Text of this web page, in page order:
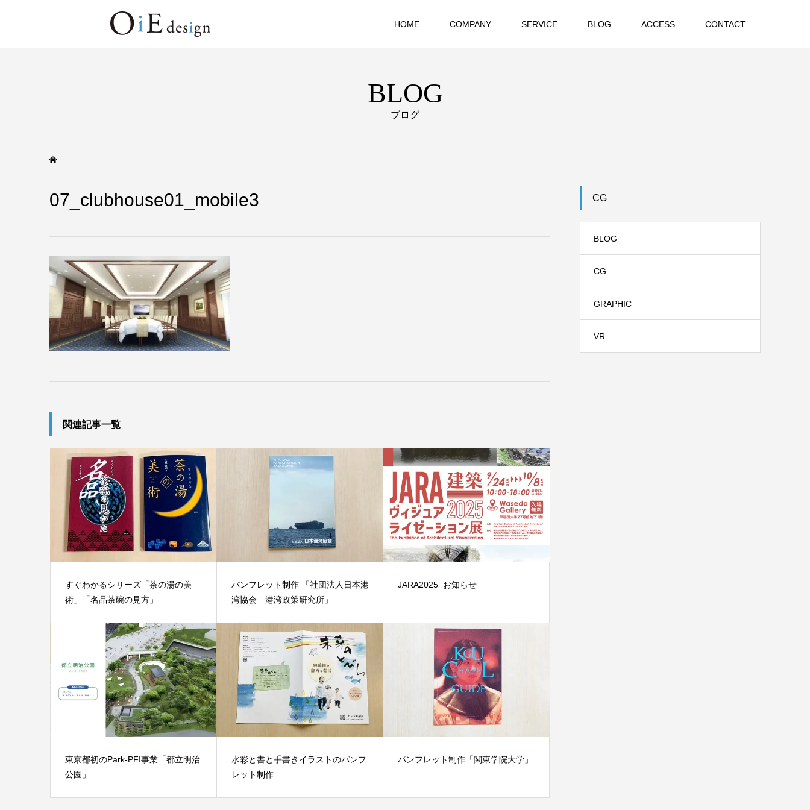
HOME COMPANY SERVICE BLOG ACCESS CONTACT
BLOG
ブログ
07_clubhouse01_mobile3
関連記事一覧
すぐわかるシリーズ「茶の湯の美
術」「名品茶碗の見方」
パンフレット制作 「社団法人日本港
湾協会 港湾政策研究所」
JARA2025_お知らせ
東京都初のPark-PFI事業「都立明治
公園」
水彩と書と手書きイラストのパンフ
レット制作
パンフレット制作「関東学院大学」
CG
BLOG
CG
GRAPHIC
VR